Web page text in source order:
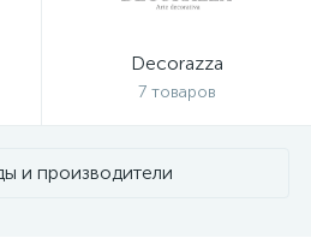
Decorazza
7 товаров
и производители